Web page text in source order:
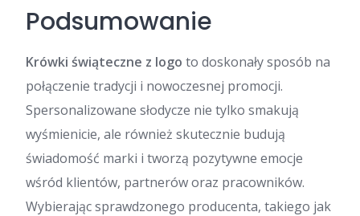
Podsumowanie
Krówki świąteczne z logo to doskonały sposób na
połączenie tradycji i nowoczesnej promocji.
Spersonalizowane słodycze nie tylko smakują
wyśmienicie, ale również skutecznie budują
świadomość marki i tworzą pozytywne emocje
wśród klientów, partnerów oraz pracowników.
Wybierając sprawdzonego producenta, takiego jak